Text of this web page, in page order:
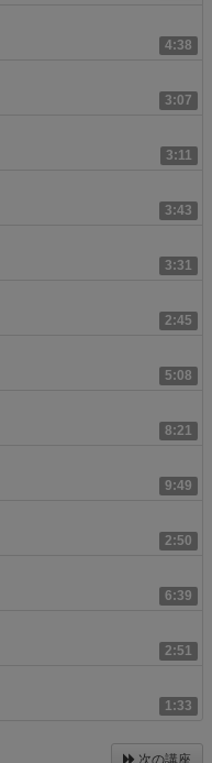
4:38
3:07
3:11
3:43
3:31
2:45
5:08
8:21
9:49
2:50
6:39
2:51
1:33
次の講座